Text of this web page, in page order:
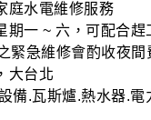
庭水電維修服務
期一 ~ 六，可配合趕
緊急維修會酌收夜間
大台北
備.瓦斯爐.熱水器.